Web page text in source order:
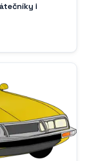
i